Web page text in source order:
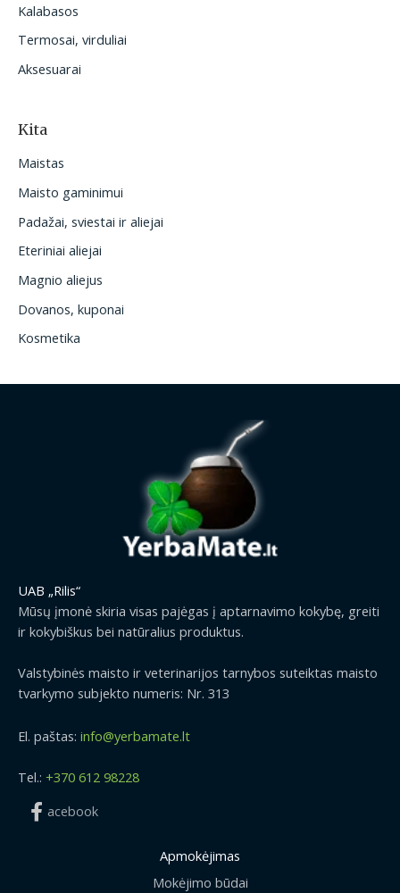
Kalabasos
Termosai, virduliai
Aksesuarai
Kita
Maistas
Maisto gaminimui
Padažai, sviestai ir aliejai
Eteriniai aliejai
Magnio aliejus
Dovanos, kuponai
Kosmetika
UAB „Rilis“
Mūsų įmonė skiria visas pajėgas į aptarnavimo kokybę, greiti
ir kokybiškus bei natūralius produktus.
Valstybinės maisto ir veterinarijos tarnybos suteiktas maisto
tvarkymo subjekto numeris: Nr. 313
El. paštas: info@yerbamate.lt
Tel.: +370 612 98228
acebook
Apmokėjimas
Mokėjimo būdai